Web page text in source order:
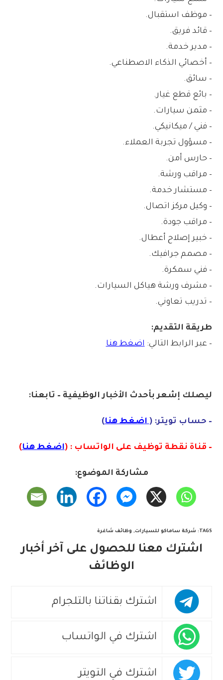
– موظف استقبال.
– قائد فريق.
– مدير خدمة.
– أخصائي الذكاء الاصطناعي.
– سائق.
– بائع قطع غيار.
– مثمن سيارات.
– فني / ميكانيكي.
– مسؤول تجربة العملاء.
– حارس أمن.
– مراقب ورشة.
– مستشار خدمة.
– وكيل مركز اتصال.
– مراقب جودة.
– خبير إصلاح أعطال.
– مصمم جرافيك.
– فني سمكرة.
– مشرف ورشة هياكل السيارات.
– تدريب تعاوني.
طريقة التقديم:
– عبر الرابط التالي: اضغط هنا
ليصلك إشعربأحدث الأخبار الوظيفية – تابعنا:
– حساب تويتر: ( اضغط هنا)
– قناة نقطة توظيف على الواتساب : (اضغط هنا)
مشاركة الموضوع:
TAGS
: شركة ساماكو للسيارات, وظائف شاغرة
اشترك معنا للحصول على آخر أخبار
الوظائف
اشترك بقناتنا بالتلجرام
اشترك في الواتساب
اشترك في التويتر